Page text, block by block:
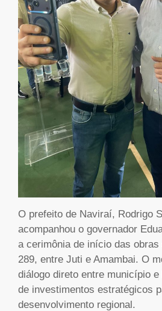
O prefeito de Naviraí, Rodrigo
acompanhou o governador
a cerimônia de início das obras
289, entre Juti e Amambai. O
diálogo direto entre município
de investimentos estratégicos
desenvolvimento regional.